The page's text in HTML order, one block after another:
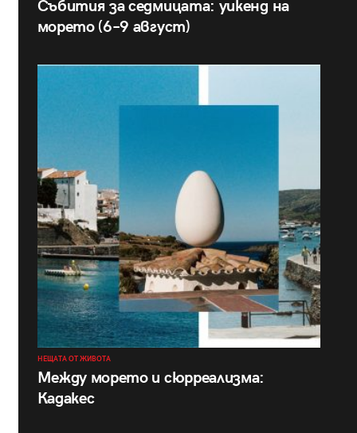
Събития за седмицата: уикенд на
морето (6–9 август)
НЕЩАТА ОТ ЖИВОТА
Между морето и сюрреализма:
Кадакес